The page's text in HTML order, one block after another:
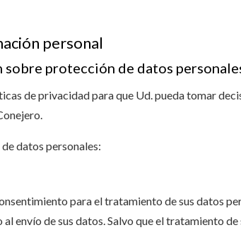
personal
sobre protección de datos
de privacidad para que Ud. pueda tomar
datos personales:
para el tratamiento de sus datos
envío de sus datos. Salvo que el tratamiento